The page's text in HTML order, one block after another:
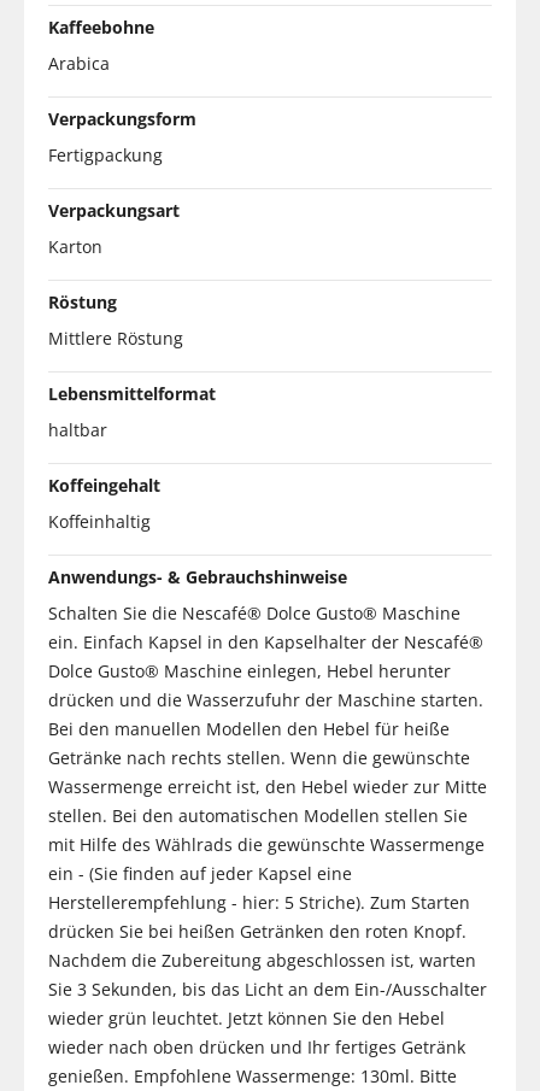
Kaffeebohne
Arabica
Verpackungsform
Fertigpackung
Verpackungsart
Karton
Röstung
Mittlere Röstung
Lebensmittelformat
haltbar
Koffeingehalt
Koffeinhaltig
Anwendungs- & Gebrauchshinweise
Schalten Sie die Nescafé® Dolce Gusto® Maschine
ein. Einfach Kapsel in den Kapselhalter der Nescafé®
Dolce Gusto® Maschine einlegen, Hebel herunter
drücken und die Wasserzufuhr der Maschine starten.
Bei den manuellen Modellen den Hebel für heiße
Getränke nach rechts stellen. Wenn die gewünschte
Wassermenge erreicht ist, den Hebel wieder zur Mitte
stellen. Bei den automatischen Modellen stellen Sie
mit Hilfe des Wählrads die gewünschte Wassermenge
ein - (Sie finden auf jeder Kapsel eine
Herstellerempfehlung - hier: 5 Striche). Zum Starten
drücken Sie bei heißen Getränken den roten Knopf.
Nachdem die Zubereitung abgeschlossen ist, warten
Sie 3 Sekunden, bis das Licht an dem Ein-/Ausschalter
wieder grün leuchtet. Jetzt können Sie den Hebel
wieder nach oben drücken und Ihr fertiges Getränk
genießen. Empfohlene Wassermenge: 130ml. Bitte